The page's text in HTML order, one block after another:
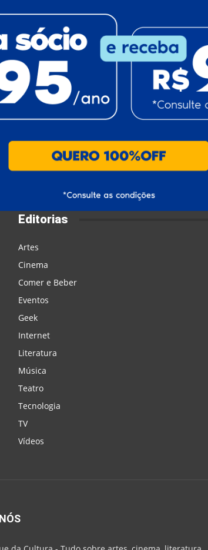
Editorias
Artes
Cinema
Comer e Beber
Eventos
Geek
Internet
Literatura
Música
Teatro
Tecnologia
TV
Vídeos